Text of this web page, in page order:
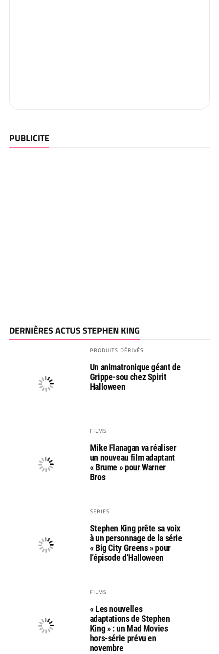
PUBLICITE
DERNIÈRES ACTUS STEPHEN KING
PRODUITS DÉRIVÉS
Un animatronique géant de
Grippe-sou chez Spirit
Halloween
FILMS
Mike Flanagan va réaliser
un nouveau film adaptant
« Brume » pour Warner
Bros
SERIES
Stephen King prête sa voix
à un personnage de la série
« Big City Greens » pour
l’épisode d’Halloween
FILMS
« Les nouvelles
adaptations de Stephen
King » : un Mad Movies
hors-série prévu en
novembre